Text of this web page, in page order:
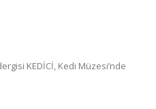
KEDİCİ, Kedi Müzesi’nde